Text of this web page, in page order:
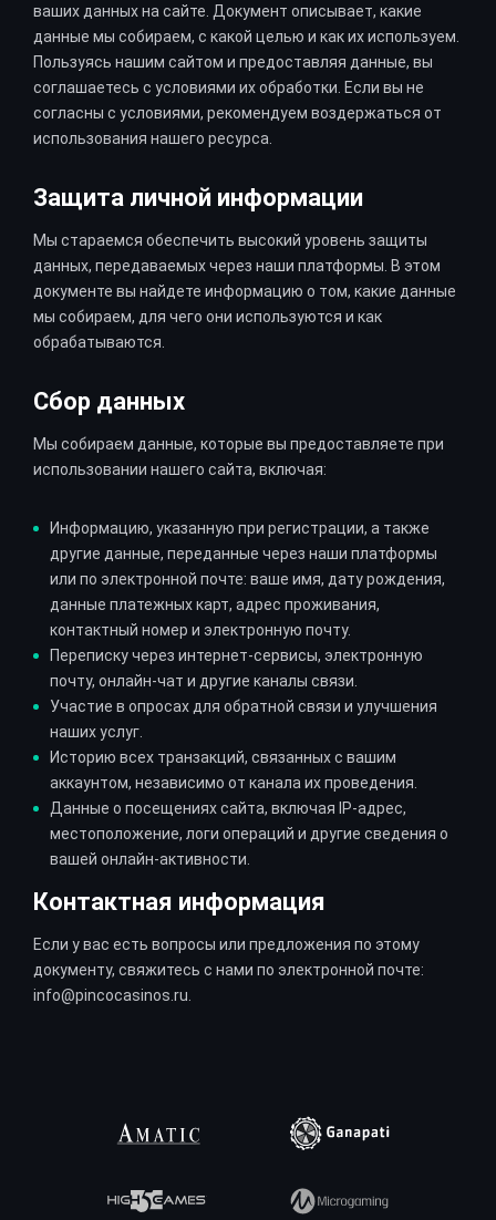
ваших данных на сайте. Документ описывает, какие
данные мы собираем, с какой целью и как их используем.
Пользуясь нашим сайтом и предоставляя данные, вы
соглашаетесь с условиями их обработки. Если вы не
согласны с условиями, рекомендуем воздержаться от
использования нашего ресурса.
Защита личной информации
Мы стараемся обеспечить высокий уровень защиты
данных, передаваемых через наши платформы. В этом
документе вы найдете информацию о том, какие данные
мы собираем, для чего они используются и как
обрабатываются.
Сбор данных
Мы собираем данные, которые вы предоставляете при
использовании нашего сайта, включая:
Информацию, указанную при регистрации, а также
другие данные, переданные через наши платформы
или по электронной почте: ваше имя, дату рождения,
данные платежных карт, адрес проживания,
контактный номер и электронную почту.
Переписку через интернет-сервисы, электронную
почту, онлайн-чат и другие каналы связи.
Участие в опросах для обратной связи и улучшения
наших услуг.
Историю всех транзакций, связанных с вашим
аккаунтом, независимо от канала их проведения.
Данные о посещениях сайта, включая IP-адрес,
местоположение, логи операций и другие сведения о
вашей онлайн-активности.
Контактная информация
Если у вас есть вопросы или предложения по этому
документу, свяжитесь с нами по электронной почте:
info@pincocasinos.ru